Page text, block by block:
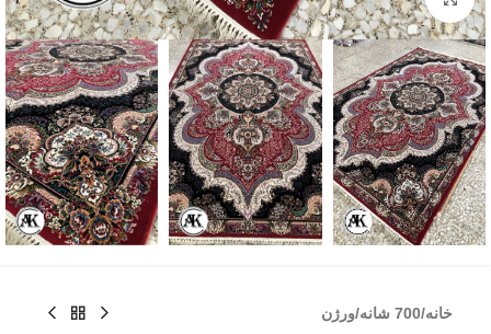
خانه/700 شانه /ورژن